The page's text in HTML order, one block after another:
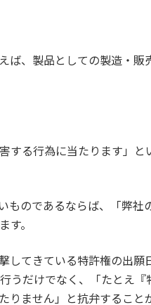
ば、製品としての製造・販
する行為に当たります」と
ものであるならば、「弊社
す。
してきている特許権の出願
うだけでなく、「たとえ
ません」と抗弁すること